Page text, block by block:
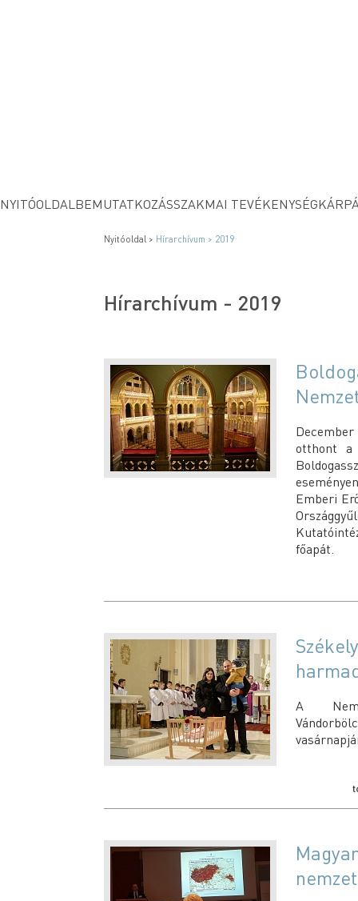
NYITÓOLDAL BEMUTATKOZÁSSZAKMAI TEVÉKENYSÉG
Nyitóoldal > Hírarchívum > 2019
Hírarchívum - 2019
otthont a
Emberi
főapát.
A